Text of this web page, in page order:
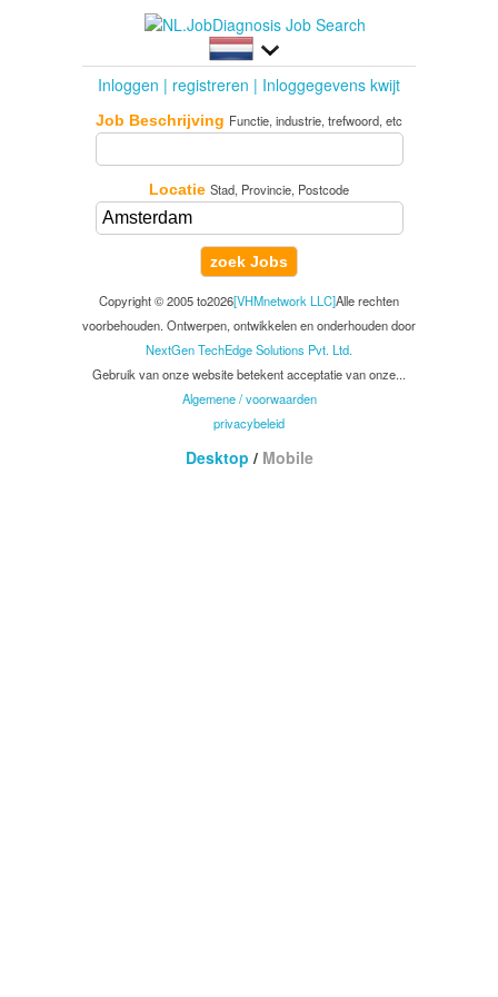
Inloggen | registreren | Inloggegevens kwijt
Job Beschrijving Functie, industrie, trefwoord, etc
Locatie Stad, Provincie, Postcode
zoek Jobs
Copyright © 2005 to2026[VHMnetwork LLC]Alle rechten
voorbehouden. Ontwerpen, ontwikkelen en onderhouden door
NextGen TechEdge Solutions Pvt. Ltd.
Gebruik van onze website betekent acceptatie van onze...
Algemene / voorwaarden
privacybeleid
Desktop / Mobile